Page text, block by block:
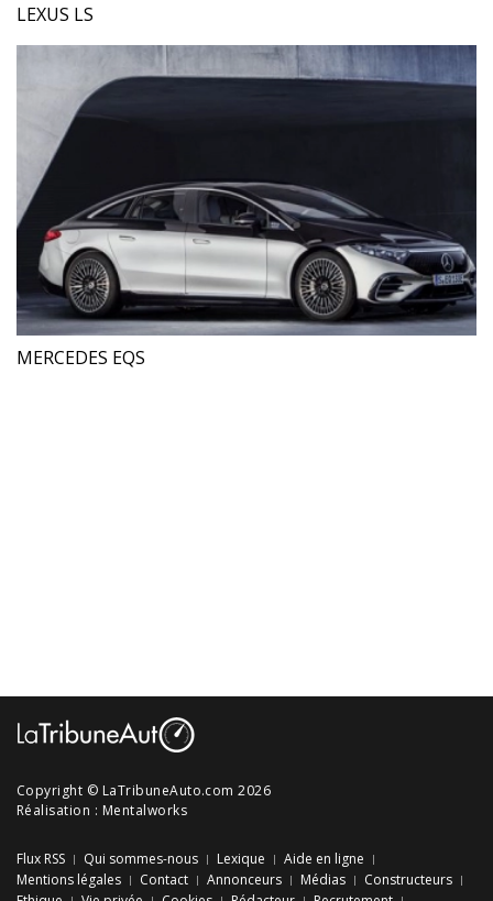
LEXUS LS
MERCEDES EQS
Copyright © LaTribuneAuto.com 2026
Réalisation : Mentalworks
Flux RSS Qui sommes-nous Lexique
Aide en ligne
Mentions légales
Contact Annonceurs Médias
Constructeurs